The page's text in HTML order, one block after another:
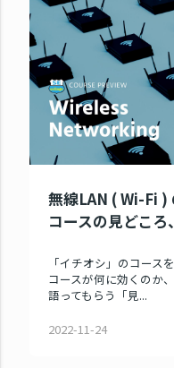
無線LAN ( Wi-Fi )
コースの見どころ
「イチオシ」のコース
コースが何に効くのか
語ってもらう「見...
2022-11-24